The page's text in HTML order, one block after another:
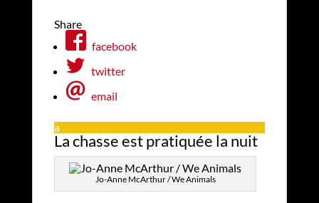
Share
facebook
twitter
email
a
La chasse est pratiquée la nuit
Jo-Anne McArthur / We Animals